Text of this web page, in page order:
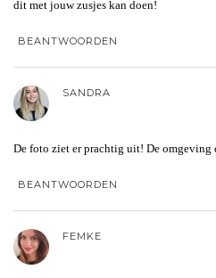
dit met jouw zusjes kan doen!
BEANTWOORDEN
SANDRA
De foto ziet er prachtig uit! De omgeving
BEANTWOORDEN
FEMKE